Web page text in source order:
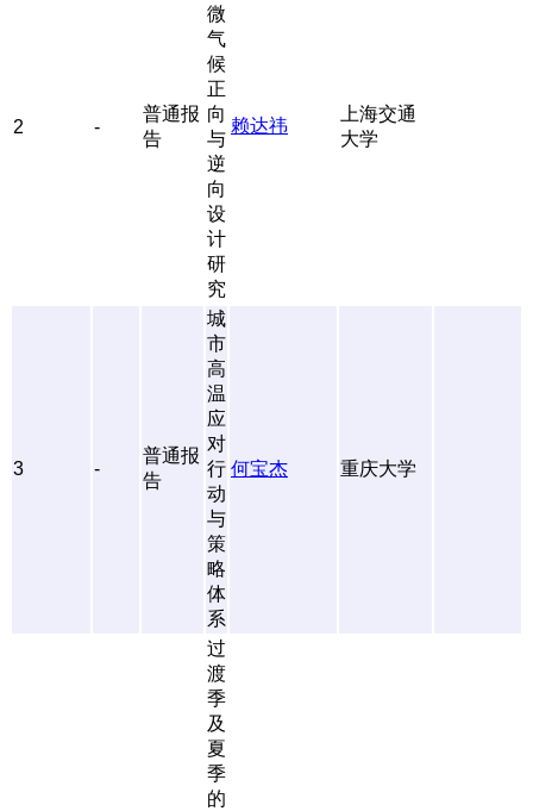
2 -
普通报
告
微
气
候
正
向
与
逆
向
设
计
研
究
赖达祎
上海交通
大学
3 -
普通报
告
城
市
高
温
应
对
行
动
与
策
略
体
系
何宝杰 重庆大学
过
渡
季
及
夏
季
的